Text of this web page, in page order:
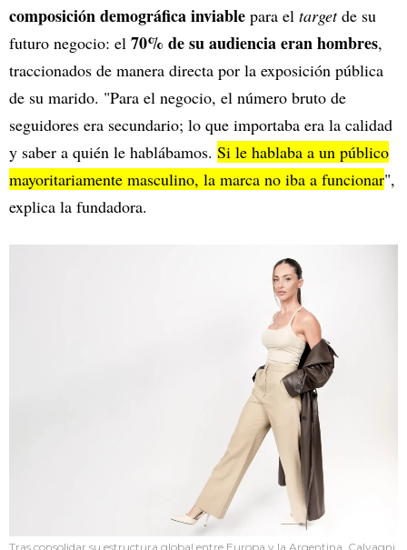
composición demográfica inviable para el targetde su
futuro negocio: el 70% de su audiencia eran hombres,
traccionados de manera directa por la exposición pública
de su marido. "Para el negocio, el número bruto de
seguidores era secundario; lo que importaba era la calidad
y saber a quién le hablábamos. Si le hablaba a un público
mayoritariamente masculino, la marca no iba a funcionar",
explica la fundadora.
Tras consolidar su estructura global entre Europa y la Argentina, Calvagni